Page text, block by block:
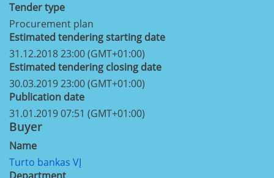
Tender type
Procurement plan
Estimated tendering starting date
31.12.2018 23:00 (GMT+01:00)
Estimated tendering closing date
30.03.2019 23:00 (GMT+01:00)
Publication date
31.01.2019 07:51 (GMT+01:00)
Buyer
Name
Turto bankas VĮ